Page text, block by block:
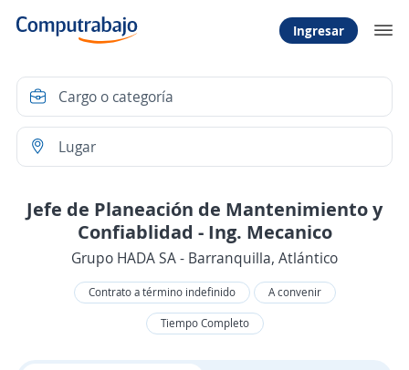
Ingresar
Jefe de Planeación de Mantenimiento y
Confiablidad - Ing. Mecanico
Grupo HADA SA - Barranquilla, Atlántico
Contrato a término indefinido
A convenir
Tiempo Completo